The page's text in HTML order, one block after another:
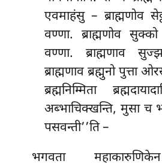
एवमाहंसु – ब्राह्मणोव
वण्णा. ब्राह्मणोव
वण्णा. ब्राह्मणाव
ब्राह्मणाव ब्रह्मुनो पुत्ता
ब्रह्मनिम्मिता
अब्भाचिक्खन्ति, मुसा च
पसवन्ती’’ति –
भगवता महाकारुणिकेन